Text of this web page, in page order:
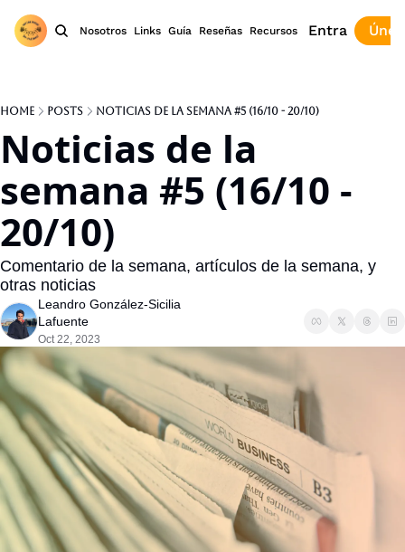
Nosotros Links Guía Reseñas Recursos Entra
Home Posts Noticias de la semana #5 (16/10 - 20/10)
Noticias de la
semana #5 (16/10 -
20/10)
Comentario de la semana, artículos de la semana, y
otras noticias
Leandro González-Sicilia
Lafuente
Oct 22, 2023